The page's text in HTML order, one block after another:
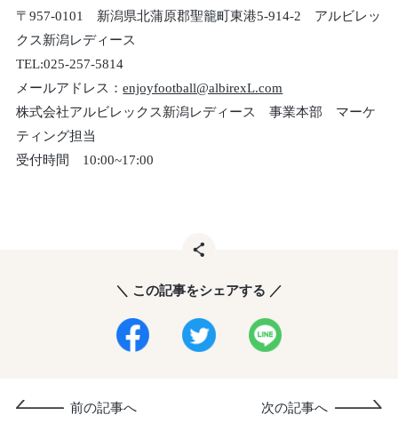
〒957-0101 新潟県北蒲原郡聖籠町東港5-914-2 アルビレッ
クス新潟レディース
TEL:025-257-5814
メールアドレス：enjoyfootball@albirexL.com
株式会社アルビレックス新潟レディース 事業本部 マーケ
ティング担当
受付時間 10:00~17:00
＼ この記事をシェアする ／
前の記事へ 次の記事へ